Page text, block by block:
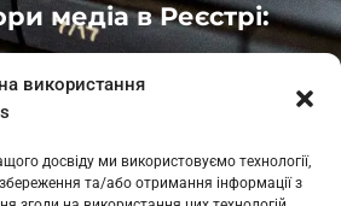
використання
досвіду ми використовуємо технології,
та/або отримання інформації з
медіа в Реєстрі: